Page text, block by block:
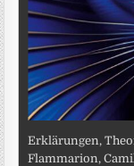
Erklärungen,
Flammarion,